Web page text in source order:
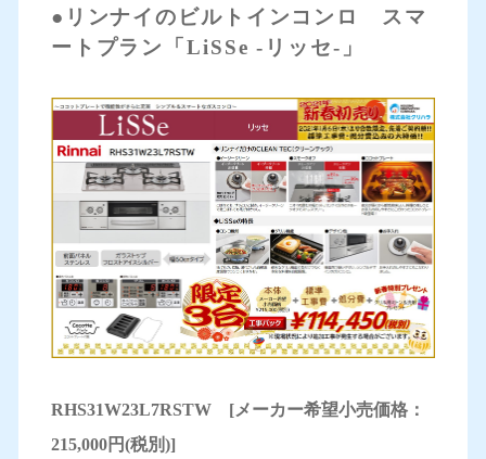
●リンナイのビルトインコンロ スマ
ートプラン「LiSSe -リッセ-」
RHS31W23L7RSTW [メーカー希望小売価格：
215,000円(税別)]